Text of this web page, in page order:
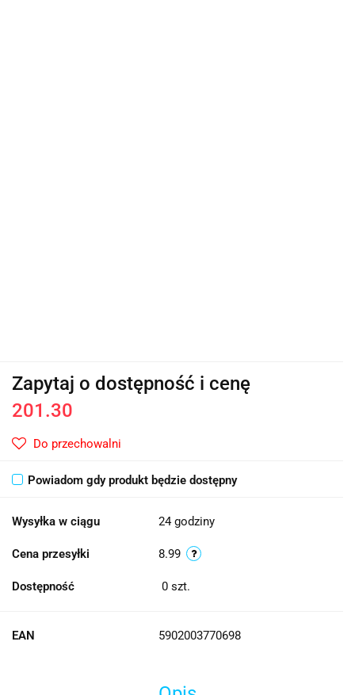
Zapytaj o dostępność i cenę
201.30
Do przechowalni
Powiadom gdy produkt będzie dostępny
Wysyłka w ciągu 24 godziny
Cena przesyłki 8.99
Dostępność 0 szt.
EAN 5902003770698